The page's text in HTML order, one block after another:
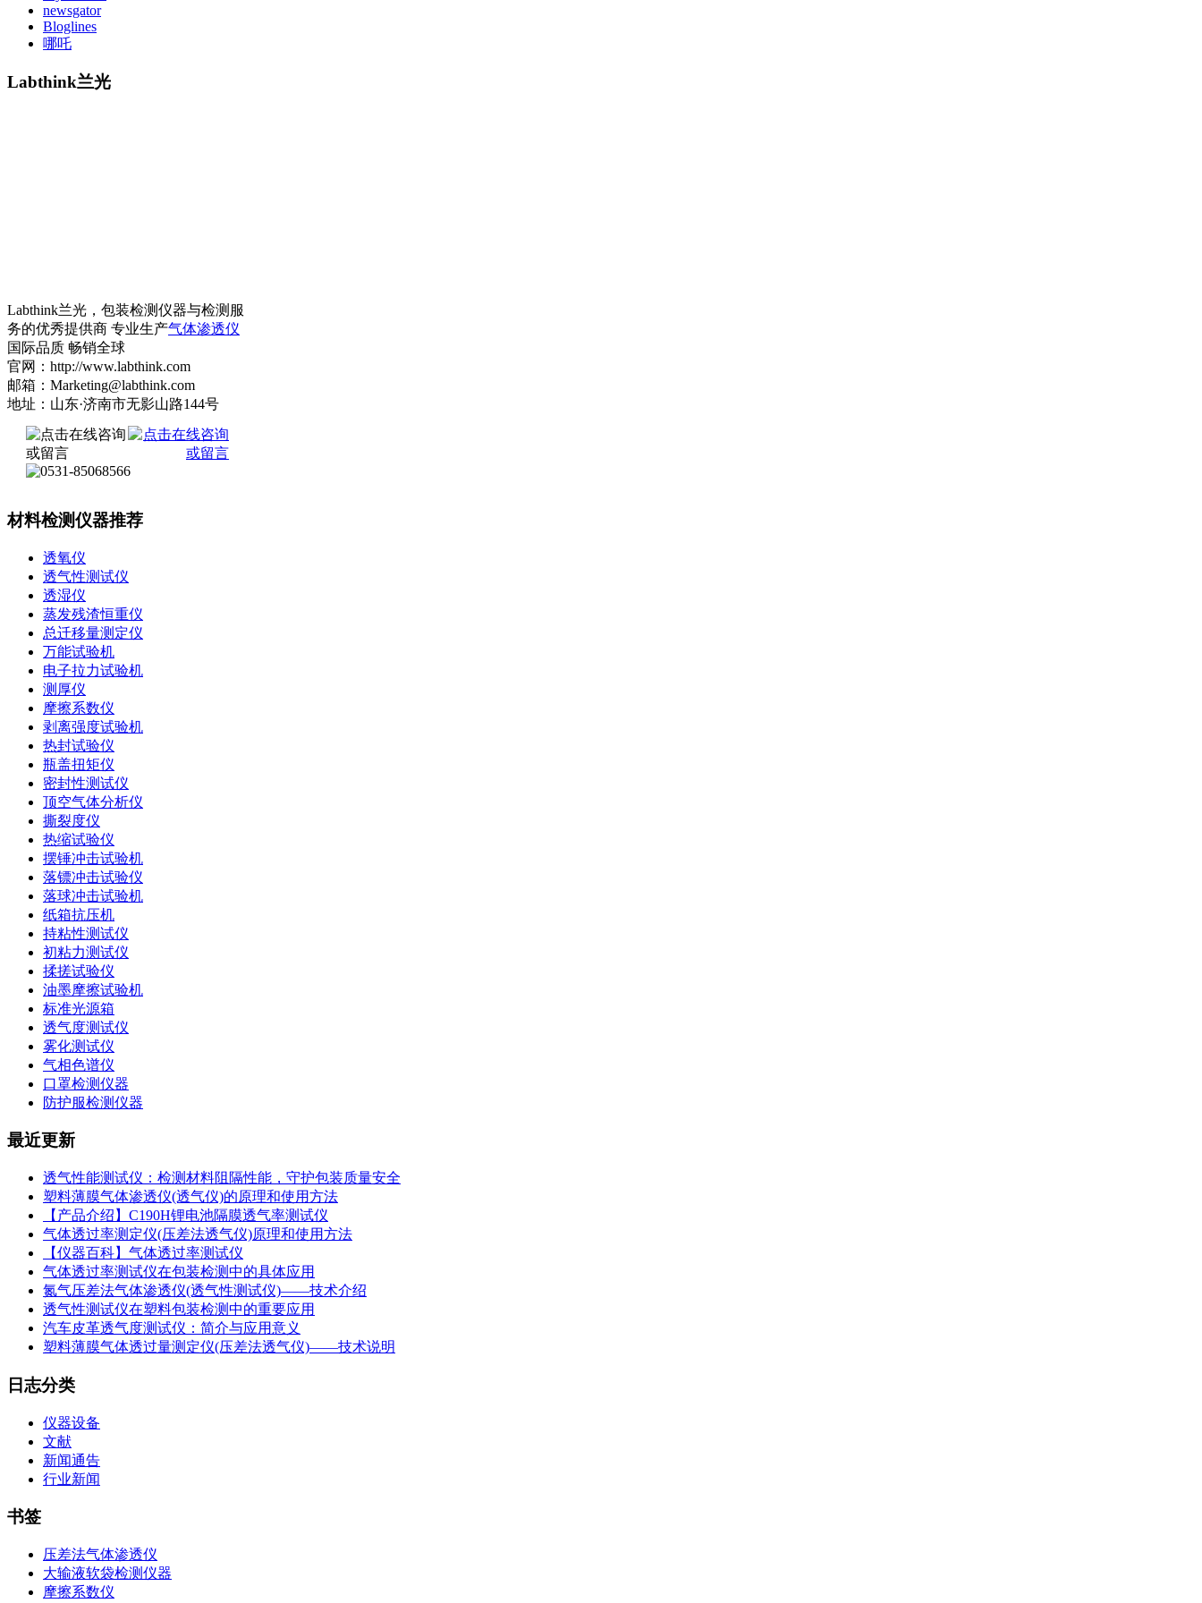
newsgator
Bloglines
哪吒
Labthink兰光
Labthink兰光，包装检测仪器与检测服
务的优秀提供商 专业生产气体渗透仪
国际品质 畅销全球
官网：http://www.labthink.com
邮箱：Marketing@labthink.com
地址：山东·济南市无影山路144号
材料检测仪器推荐
透氧仪
透气性测试仪
透湿仪
蒸发残渣恒重仪
总迁移量测定仪
万能试验机
电子拉力试验机
测厚仪
摩擦系数仪
剥离强度试验机
热封试验仪
瓶盖扭矩仪
密封性测试仪
顶空气体分析仪
撕裂度仪
热缩试验仪
摆锤冲击试验机
落镖冲击试验仪
落球冲击试验机
纸箱抗压机
持粘性测试仪
初粘力测试仪
揉搓试验仪
油墨摩擦试验机
标准光源箱
透气度测试仪
雾化测试仪
气相色谱仪
口罩检测仪器
防护服检测仪器
最近更新
透气性能测试仪：检测材料阻隔性能，守护包装质量安全
塑料薄膜气体渗透仪(透气仪)的原理和使用方法
【产品介绍】C190H锂电池隔膜透气率测试仪
气体透过率测定仪(压差法透气仪)原理和使用方法
【仪器百科】气体透过率测试仪
气体透过率测试仪在包装检测中的具体应用
氮气压差法气体渗透仪(透气性测试仪)——技术介绍
透气性测试仪在塑料包装检测中的重要应用
汽车皮革透气度测试仪：简介与应用意义
塑料薄膜气体透过量测定仪(压差法透气仪)——技术说明
日志分类
仪器设备
文献
新闻通告
行业新闻
书签
压差法气体渗透仪
大输液软袋检测仪器
摩擦系数仪